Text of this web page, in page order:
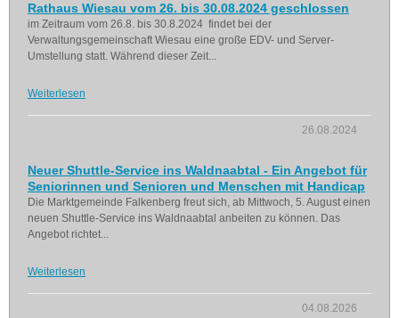
Rathaus Wiesau vom 26. bis 30.08.2024 geschlossen
im Zeitraum vom 26.8. bis 30.8.2024 findet bei der
Verwaltungsgemeinschaft Wiesau eine große EDV- und Server-
Umstellung statt. Während dieser Zeit...
Weiterlesen
26.08.2024
Neuer Shuttle-Service ins Waldnaabtal - Ein Angebot für
Seniorinnen und Senioren und Menschen mit Handicap
Die Marktgemeinde Falkenberg freut sich, ab Mittwoch, 5. August einen
neuen Shuttle-Service ins Waldnaabtal anbeiten zu können. Das
Angebot richtet...
Weiterlesen
04.08.2026